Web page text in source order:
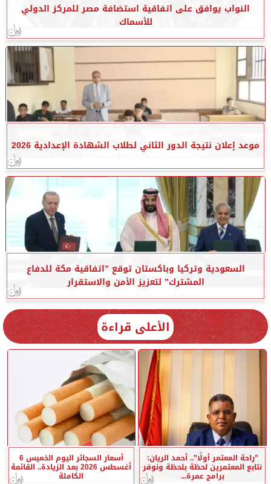
النواب يوافق على اتفاقية استضافة مصر للمركز الدولي
للأسماك
موعد إعلان نتيجة الدور الثاني لطلاب الشهادة الإعدادية 2026
السعودية وتركيا وباكستان توقع ”اتفاقية مكة للدفاع
المشترك” لتعزيز الأمن والاستقرار
الأعلى قراءة
”راحة المعتمر أولًا”.. أحمد الريان:
نتابع المعتمرين لحظة بلحظة ونوفر
برامج عمرة...
أسعار السجائر اليوم الخميس 6
أغسطس 2026 بعد الزيادة.. القائمة
الكاملة